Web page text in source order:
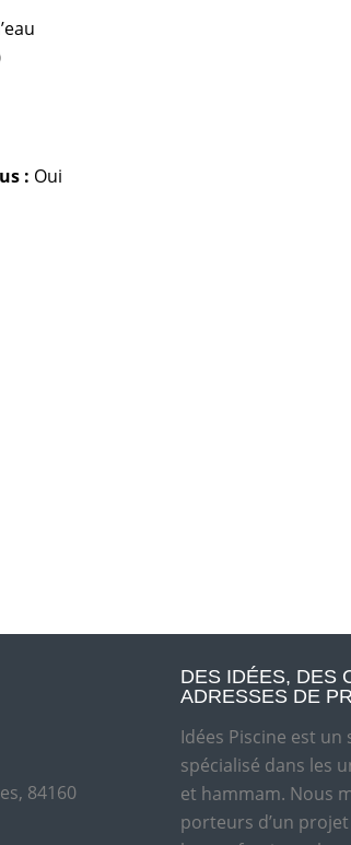
: Oui
84160
DES IDÉES, DES
ADRESSES DE
Idées Piscine est
spécialisé dans les
et hammam. Nous
porteurs d’un